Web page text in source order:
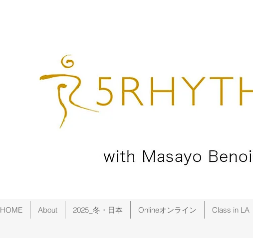
HOME About 2025_冬・日本 Onlineオンライン Class in LA